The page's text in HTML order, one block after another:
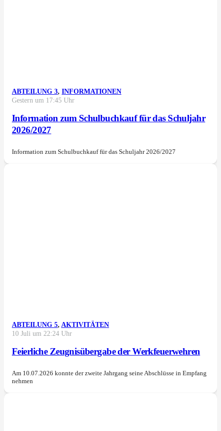
ABTEILUNG 3, INFORMATIONEN
Gestern um 17:45 Uhr
Information zum Schulbuchkauf für das Schuljahr
2026/2027
Information zum Schulbuchkauf für das Schuljahr 2026/2027
ABTEILUNG 5, AKTIVITÄTEN
10 Juli um 22:24 Uhr
Feierliche Zeugnisübergabe der Werkfeuerwehren
Am 10.07.2026 konnte der zweite Jahrgang seine Abschlüsse in Empfang
nehmen